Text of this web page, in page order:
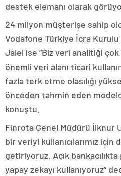
destek elemanı olarak
24 milyon müşterişe sahip
Vodafone Türkiye İcra Kurulu
Jalel ise “Biz veri analitiği
önemli veri alanı ticari
fazla terk etme olasılığı
önceden tahmin eden
konuştu.
Finrota Genel Müdürü İlknur
bir veriyi kullanıcılarımız için
getiriyoruz. Açık
yapay zekayı kullanıyoruz”